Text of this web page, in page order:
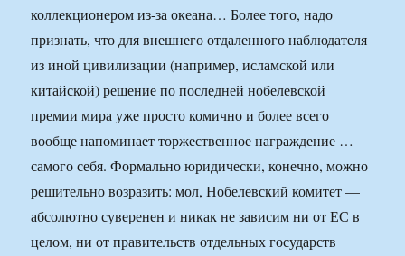
коллекционером из-за океана… Более того, надо
признать, что для внешнего отдаленного наблюдателя
из иной цивилизации (например, исламской или
китайской) решение по последней нобелевской
премии мира уже просто комично и более всего
вообще напоминает торжественное награждение …
самого себя. Формально юридически, конечно, можно
решительно возразить: мол, Нобелевский комитет —
абсолютно суверенен и никак не зависим ни от ЕС в
целом, ни от правительств отдельных государств